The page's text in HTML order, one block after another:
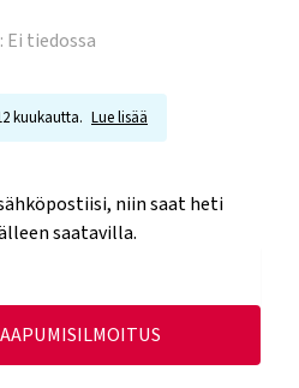
Ei tiedossa
kuukautta. Lue lisää
niin saat heti
saatavilla.